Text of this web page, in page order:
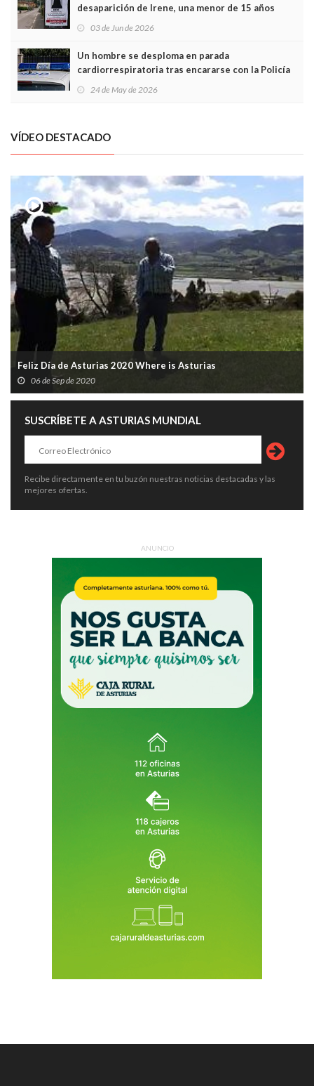
desaparición de Irene, una menor de 15 años
03 de Jun de 2026
Un hombre se desploma en parada
cardiorrespiratoria tras encararse con la Policía
Local en Luanco
24 de May de 2026
VÍDEO DESTACADO
Feliz Día de Asturias 2020 Where is Asturias
06 de Sep de 2020
SUSCRÍBETE A ASTURIAS MUNDIAL
Recibe directamente en tu buzón nuestras noticias destacadas y las
mejores ofertas.
ANUNCIO